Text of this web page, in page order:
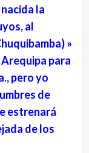
la
al
»
para
pero yo
de
estrenará
de los